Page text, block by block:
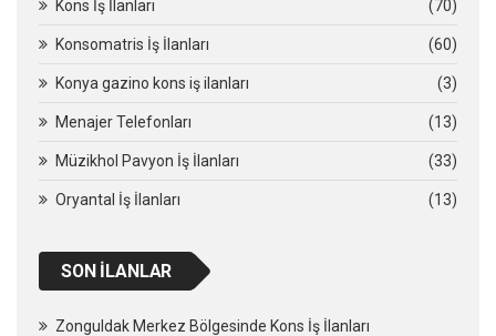
Kons İş İlanları (70)
Konsomatris İş İlanları (60)
Konya gazino kons iş ilanları (3)
Menajer Telefonları (13)
Müzikhol Pavyon İş İlanları (33)
Oryantal İş İlanları (13)
SON İLANLAR
Zonguldak Merkez Bölgesinde Kons İş İlanları